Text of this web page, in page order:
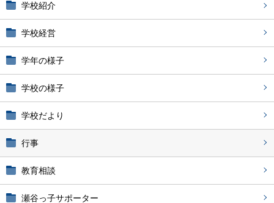
学校紹介
学校経営
学年の様子
学校の様子
学校だより
行事
教育相談
瀬谷っ子サポーター